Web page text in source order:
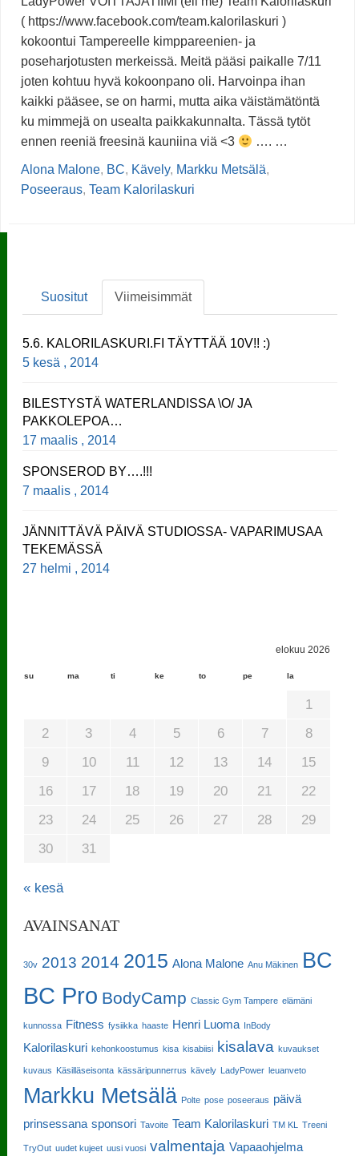
( https://www.facebook.com/team.kalorilaskuri )
kokoontui Tampereelle kimppareenien- ja
poseharjotusten merkeissä. Meitä pääsi paikalle 7/11
joten kohtuu hyvä kokoonpano oli. Harvoinpa ihan
kaikki pääsee, se on harmi, mutta aika väistämätöntä
ku mimmejä on usealta paikkakunnalta. Tässä tytöt
ennen reeniä freesinä kauniina viä <3
…. …
Alona Malone, BC, Kävely, Markku Metsälä,
Poseeraus, Team Kalorilaskuri
Suositut Viimeisimmät
5.6. KALORILASKURI.FI TÄYTTÄÄ 10V!! :)
5 kesä , 2014
BILESTYSTÄ WATERLANDISSA \O/ JA
PAKKOLEPOA…
17 maalis , 2014
SPONSEROD BY….!!!
7 maalis , 2014
JÄNNITTÄVÄ PÄIVÄ STUDIOSSA- VAPARIMUSAA
TEKEMÄSSÄ
27 helmi , 2014
elokuu 2026
su ma ti ke to pe la
1
2
3 4 5 6 7
8
9
10 11 12 13 14
15
16
17 18 19 20 21
22
23
24 25 26 27 28
29
30
31
« kesä
AVAINSANAT
30v 2013 2014 2015 Alona Malone Anu Mäkinen BC
BC Pro BodyCamp Classic Gym Tampere elämäni
kunnossa Fitness fysiikka haaste Henri Luoma InBody
Kalorilaskuri kehonkoostumus kisa kisabiisi kisalava kuvaukset
kuvaus Käsilläseisonta kässäripunnerrus kävely LadyPower leuanveto
Markku Metsälä Polte pose poseeraus päivä
prinsessana sponsori Tavoite Team Kalorilaskuri TM KL Treeni
TryOut uudet kujeet uusi vuosi valmentaja Vapaaohjelma